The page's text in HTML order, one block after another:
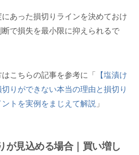
あった損切りラインを決めておけ
で損失を最小限に抑えられるで
こちらの記事を参考に「
【塩漬け
りができない本当の理由と損切り
トを実例をまじえて解説 」
が見込める場合｜買い増し